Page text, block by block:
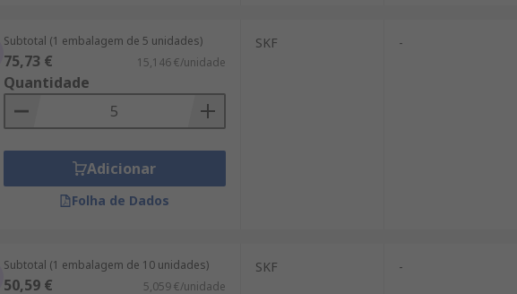
Subtotal (1 embalagem de 5 unidades)
75,73 € 15,146 €/unidade
Quantidade
Adicionar
Folha de Dados
SKF -
Subtotal (1 embalagem de 10 unidades)
50,59 € 5,059 €/unidade
SKF -